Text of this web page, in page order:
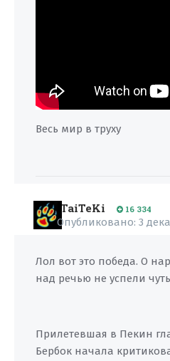
Весь мир в труху
TaiTeKi 16 334
Опубликовано: 3
Лол вот это победа. О
над речью не успели
Прилетевшая в Пекин
Бербок начала